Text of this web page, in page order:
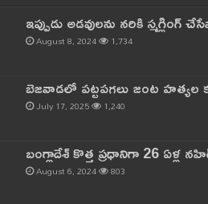
ఇప్పుడు అడవులను నరికి
August 8, 2024 1,734
బెజవాడలో పట్టపగలు జంట
July 17, 2025 1,240
బంగ్లాదేశ్ కొత్త ప్రధానిగా 26 ఏళ్ల
August 6, 2024 803